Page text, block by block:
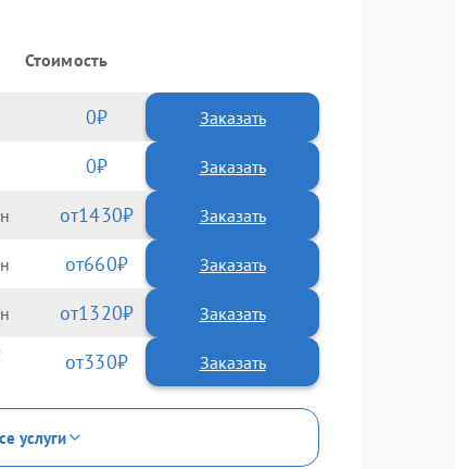
Стоимость
0 Заказать
0 Заказать
1430
660
1320
330
услуги